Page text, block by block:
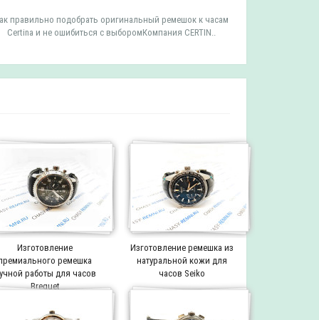
правильно подобрать оригинальный ремешок к часам
Certina и не ошибиться с выборомКомпания CERTIN..
Изготовление
ремешка
работы для часов
Breguet
Изготовление ремешка из
натуральной кожи для
часов Seiko